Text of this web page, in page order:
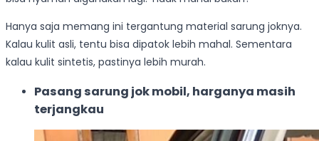
Hanya saja memang ini tergantung material sarung joknya.
Kalau kulit asli, tentu bisa dipatok lebih mahal. Sementara
kalau kulit sintetis, pastinya lebih murah.
Pasang sarung jok mobil, harganya masih
terjangkau